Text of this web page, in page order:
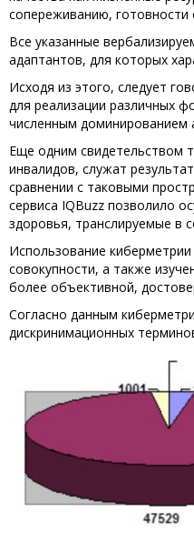
сопереживанию,
Все указанные
адаптантов, для которых
Исходя из этого, следует
для реализации различных
численным доминированием
Еще одним свидетельством
инвалидов, служат
сравнении с таковыми
сервиса IQBuzz позволило
здоровья, транслируемые в
Использование
совокупности, а также
более объективной,
Согласно данным
дискринимационных